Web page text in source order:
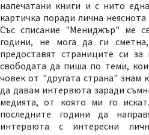
напечатани книги и с нито
картичка поради лична
Със списание "Мениджър" ме
години, не мога да ги
предоставят страниците си
свободата да пиша по теми,
човек от "другата страна" знам
да давам интервюта заради
медията, от която ми го
последните години да
интервюта с интересни